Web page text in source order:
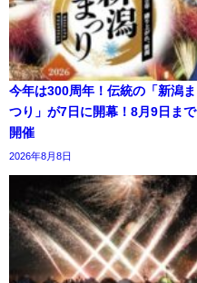
今年は300周年！伝統の「新潟ま
つり」が7日に開幕！8月9日まで
開催
2026年8月8日